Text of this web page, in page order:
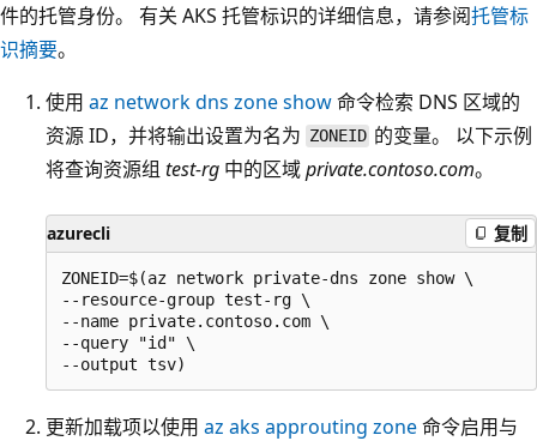
件的托管身份。 有关 AKS 托管标识的详细信息，请参阅托管标
识摘要。
使用 az network dns zone show命令检索 DNS 区域的
资源 ID，并将输出设置为名为 ZONEID 的变量。 以下示例
将查询资源组 test-rg 中的区域private.contoso.com。
azurecli 复制
ZONEID=$(az network private-dns zone show \
--resource-group test-rg \
--name private.contoso.com \
--query "id" \
更新加载项以使用 az aks approuting zone命令启用与